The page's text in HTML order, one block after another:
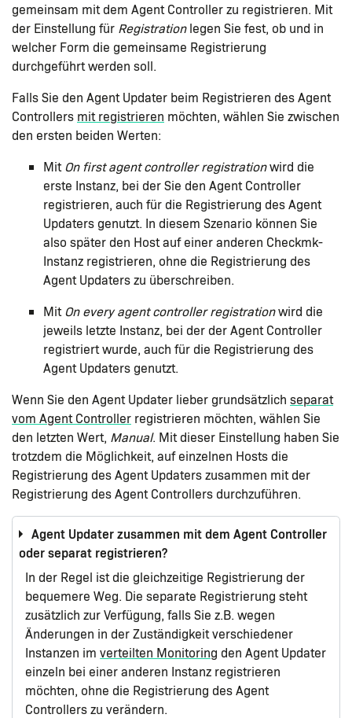
gemeinsam mit dem Agent Controller zu registrieren. Mit
der Einstellung für Registrationlegen Sie fest, ob und in
welcher Form die gemeinsame Registrierung
durchgeführt werden soll.
Falls Sie den Agent Updater beim Registrieren des Agent
Controllers mit registrieren möchten, wählen Sie zwischen
den ersten beiden Werten:
MitOn first agent controller registrationwird die
erste Instanz, bei der Sie den Agent Controller
registrieren, auch für die Registrierung des Agent
Updaters genutzt. In diesem Szenario können Sie
also später den Host auf einer anderen Checkmk-
Instanz registrieren, ohne die Registrierung des
Agent Updaters zu überschreiben.
MitOn every agent controller registrationwird die
jeweils letzte Instanz, bei der der Agent Controller
registriert wurde, auch für die Registrierung des
Agent Updaters genutzt.
Wenn Sie den Agent Updater lieber grundsätzlich separat
vom Agent Controller registrieren möchten, wählen Sie
den letzten Wert, Manual. Mit dieser Einstellung haben Sie
trotzdem die Möglichkeit, auf einzelnen Hosts die
Registrierung des Agent Updaters zusammen mit der
Registrierung des Agent Controllers durchzuführen.
Agent Updater zusammen mit dem Agent Controller
oder separat registrieren?
In der Regel ist die gleichzeitige Registrierung der
bequemere Weg. Die separate Registrierung steht
zusätzlich zur Verfügung, falls Sie z.B. wegen
Änderungen in der Zuständigkeit verschiedener
Instanzen imverteilten Monitoring den Agent Updater
einzeln bei einer anderen Instanz registrieren
möchten, ohne die Registrierung des Agent
Controllers zu verändern.